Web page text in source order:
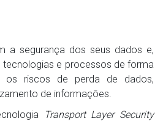
a segurança dos seus dados e,
tecnologias e processos de forma
os riscos de perda de dados,
de informações.
Transport Layer Security